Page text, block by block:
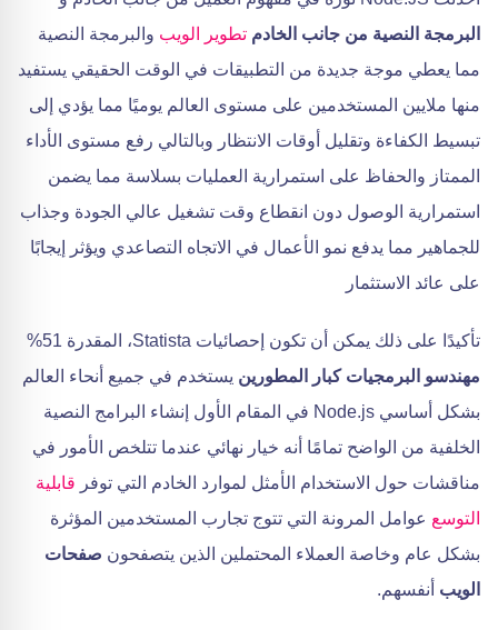
البرمجة النصية من جانب الخادم تطوير الويب والبرمجة النصية
مما يعطي موجة جديدة من التطبيقات في الوقت الحقيقي يستفيد
منها ملايين المستخدمين على مستوى العالم يوميًا مما يؤدي إلى
تبسيط الكفاءة وتقليل أوقات الانتظار وبالتالي رفع مستوى الأداء
الممتاز والحفاظ على استمرارية العمليات بسلاسة مما يضمن
استمرارية الوصول دون انقطاع وقت تشغيل عالي الجودة وجذاب
للجماهير مما يدفع نمو الأعمال في الاتجاه التصاعدي ويؤثر إيجابًا
على عائد الاستثمار
تأكيدًا على ذلك يمكن أن تكون إحصائيات Statista، المقدرة 51%
مهندسو البرمجيات كبار المطورين يستخدم في جميع أنحاء العالم
بشكل أساسي Node.js في المقام الأول إنشاء البرامج النصية
الخلفية من الواضح تمامًا أنه خيار نهائي عندما تتلخص الأمور في
مناقشات حول الاستخدام الأمثل لموارد الخادم التي توفر قابلية
التوسع عوامل المرونة التي تتوج تجارب المستخدمين المؤثرة
بشكل عام وخاصة العملاء المحتملين الذين يتصفحون صفحات
الويب أنفسهم.